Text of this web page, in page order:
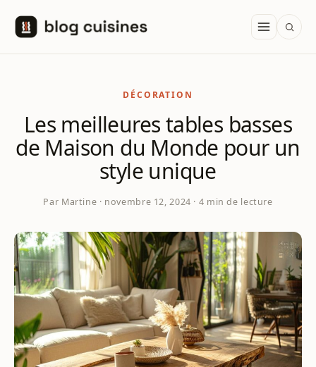
DÉCORATION
Les meilleures tables basses
de Maison du Monde pour un
style unique
Par Martine · novembre 12, 2024 · 4 min de lecture